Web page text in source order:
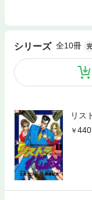
シリーズ 全10冊
リス
440